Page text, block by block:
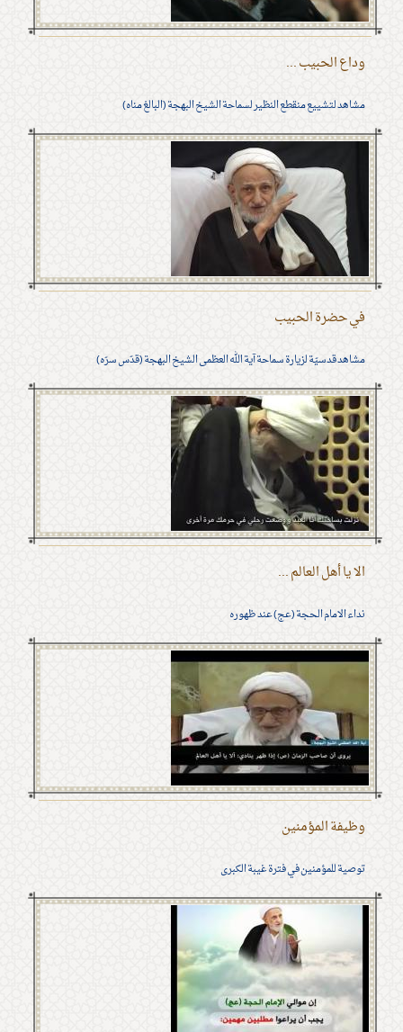
وداع الحبيب ...
مشاهد لتشييع منقطع النظير لسماحة الشيخ البهجة (البالغ مناه)
في حضرة الحبيب
مشاهد قدسيّة لزيارة سماحة آية الله العظمى الشيخ البهجة (قدّس سرّه)
الا يا أهل العالم ...
نداء الامام الحجة (عج) عند ظهوره
وظيفة المؤمنين
توصية للمؤمنين في فترة غيبة الكبرى